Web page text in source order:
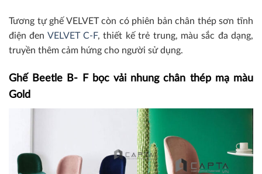
Tương tự ghế VELVET còn có phiên bản chân thép sơn tĩnh
điện đen VELVET C-F, thiết kế trẻ trung, màu sắc đa dạng,
truyền thêm cảm hứng cho người sử dụng.
Ghế Beetle B- F bọc vải nhung chân thép mạ màu
Gold